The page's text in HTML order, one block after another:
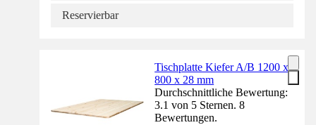
Reservierbar
Tischplatte Kiefer A/B 1200 x
800 x 28 mm
Durchschnittliche Bewertung:
3.1 von 5 Sternen. 8
Bewertungen.